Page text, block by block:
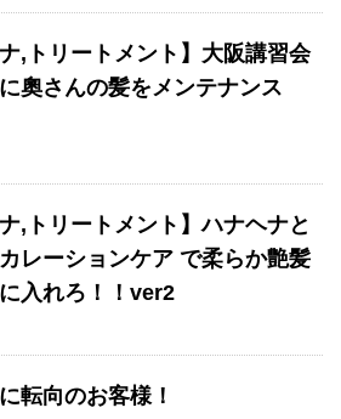
ナ,トリートメント】大阪講習会
奧さんの髪をメンテナンス
ナ,トリートメント】ハナヘナと
レーションケア で柔らか艶髪
入れろ！！ver2
転向のお客様！